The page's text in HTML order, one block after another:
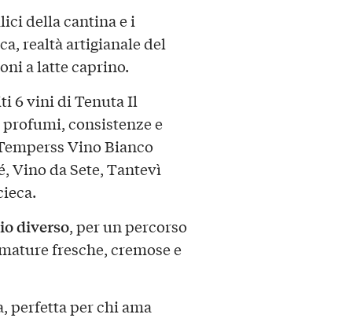
della cantina e i
, realtà artigianale del
a latte caprino.
6 vini di Tenuta Il
consistenze e
Vino Bianco
Vino da Sete, Tantevì
.
diverso, per un percorso
fresche, cremose e
perfetta per chi ama